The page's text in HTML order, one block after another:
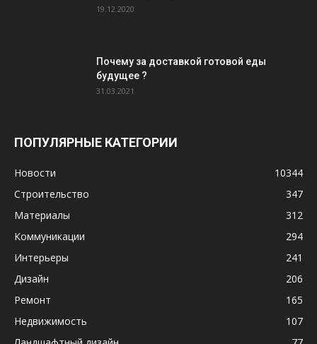
19.12.2020
Почему за доставкой готовой еды
будущее ?
31.03.2021
ПОПУЛЯРНЫЕ КАТЕГОРИИ
Новости
10344
Строительство
347
Материалы
312
Коммуникации
294
Интерьеры
241
Дизайн
206
Ремонт
165
Недвижимость
107